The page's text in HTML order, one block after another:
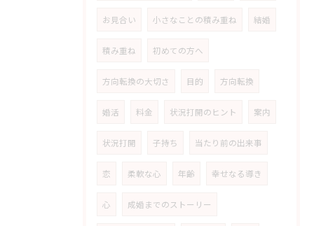
お見合い 小さなことの積み重ね 結婚
積み重ね 初めての方へ
方向転換の大切さ 目的 方向転換
婚活 料金 状況打開のヒント 案内
状況打開 子持ち 当たり前の出来事
恋 柔軟な心 年齢 幸せなる導き
心 成婚までのストーリー